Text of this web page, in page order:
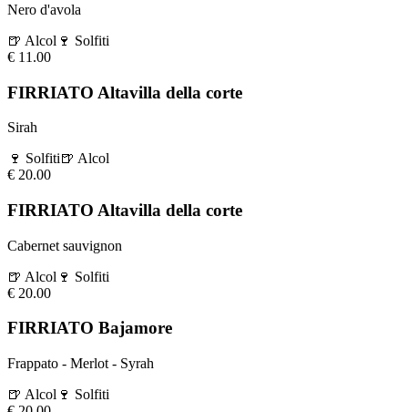
Nero d'avola
🍺 Alcol 🍷 Solfiti
€ 11.00
FIRRIATO Altavilla della corte
Sirah
🍷 Solfiti🍺 Alcol
€ 20.00
FIRRIATO Altavilla della corte
Cabernet sauvignon
🍺 Alcol 🍷 Solfiti
€ 20.00
FIRRIATO Bajamore
Frappato - Merlot - Syrah
🍺 Alcol 🍷 Solfiti